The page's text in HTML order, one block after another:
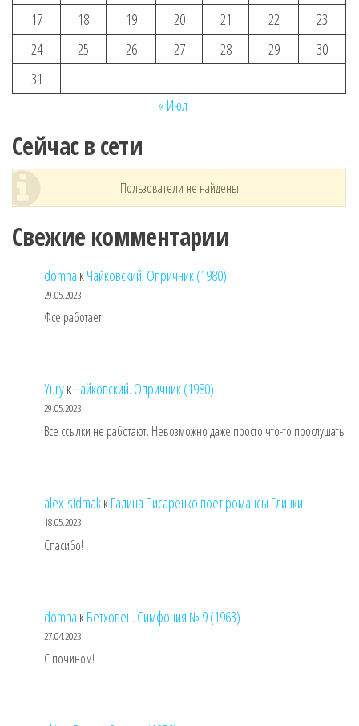
17
18 19 20 21 22
23
24
25 26 27 28 29
30
31
« Июл
Сейчас в сети
Пользователи не найдены
Свежие комментарии
domna кЧайковский. Опричник (1980)
29.05.2023
Фсе работает.
YuryкЧайковский. Опричник (1980)
29.05.2023
Все ссылки не работают. Невозможно даже просто что-то прослушать.
alex-sidmakкГалина Писаренко поет романсы Глинки
18.05.2023
Спасибо!
domna кБетховен. Симфония № 9 (1963)
27.04.2023
С почином!